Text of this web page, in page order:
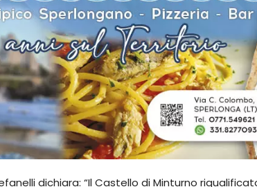
dichiara: “Il Castello di Minturno